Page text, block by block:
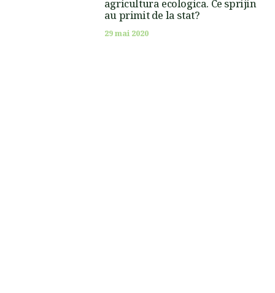
agricultura ecologica. Ce sprijin
au primit de la stat?
29 mai 2020